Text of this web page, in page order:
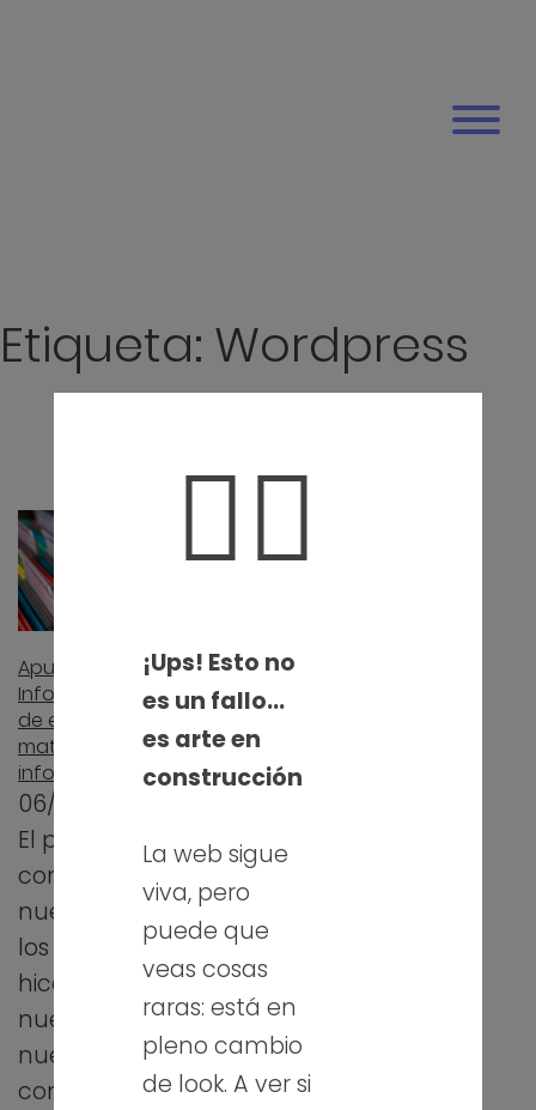
Etiqueta: Wordpress
Apuntes FP
Informática, una web
de enlaces a
materiales de
informática
06/09/2019
El pasado lunes
comenzó un
nuevo curso para
los profes. Yo lo
hice en un centro
nuevo, con
nuevos
compañeros…
🤦‍♀️
¡Ups! Esto no
es un fallo…
es arte en
construcción
La web sigue
viva, pero
puede que
veas cosas
raras: está en
pleno cambio
de look. A ver si